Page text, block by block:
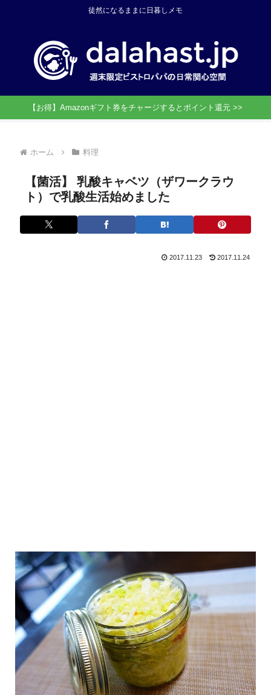
徒然になるままに日暮しメモ
【お得】Amazonギフト券をチャージするとポイント還元 >>
ホーム 料理
【菌活】 乳酸キャベツ（ザワークラウ
ト）で乳酸生活始めました
2017.11.23 2017.11.24